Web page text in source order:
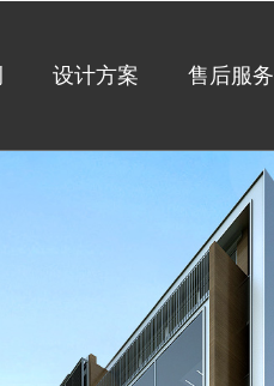
设计方案 售后服务